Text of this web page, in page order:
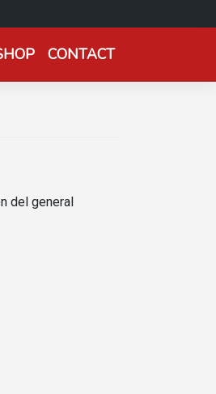
CONTACT
del general